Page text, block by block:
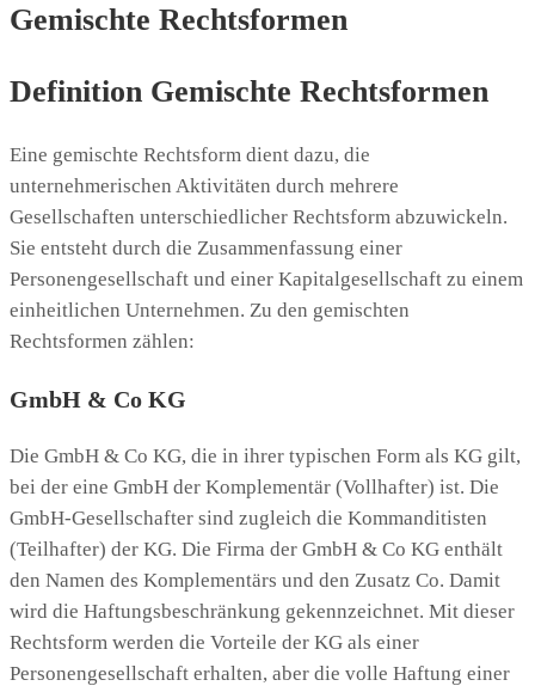
Gemischte Rechtsformen
Definition Gemischte Rechtsformen
Eine gemischte Rechtsform dient dazu, die
unternehmerischen Aktivitäten durch mehrere
Gesellschaften unterschiedlicher Rechtsform abzuwickeln.
Sie entsteht durch die Zusammenfassung einer
Personengesellschaft und einer Kapitalgesellschaft zu einem
einheitlichen Unternehmen. Zu den gemischten
Rechtsformen zählen:
GmbH & Co KG
Die GmbH & Co KG, die in ihrer typischen Form als KG gilt,
bei der eine GmbH der Komplementär (Vollhafter) ist. Die
GmbH-Gesellschafter sind zugleich die Kommanditisten
(Teilhafter) der KG. Die Firma der GmbH & Co KG enthält
den Namen des Komplementärs und den Zusatz Co. Damit
wird die Haftungsbeschränkung gekennzeichnet. Mit dieser
Rechtsform werden die Vorteile der KG als einer
Personengesellschaft erhalten, aber die volle Haftung einer